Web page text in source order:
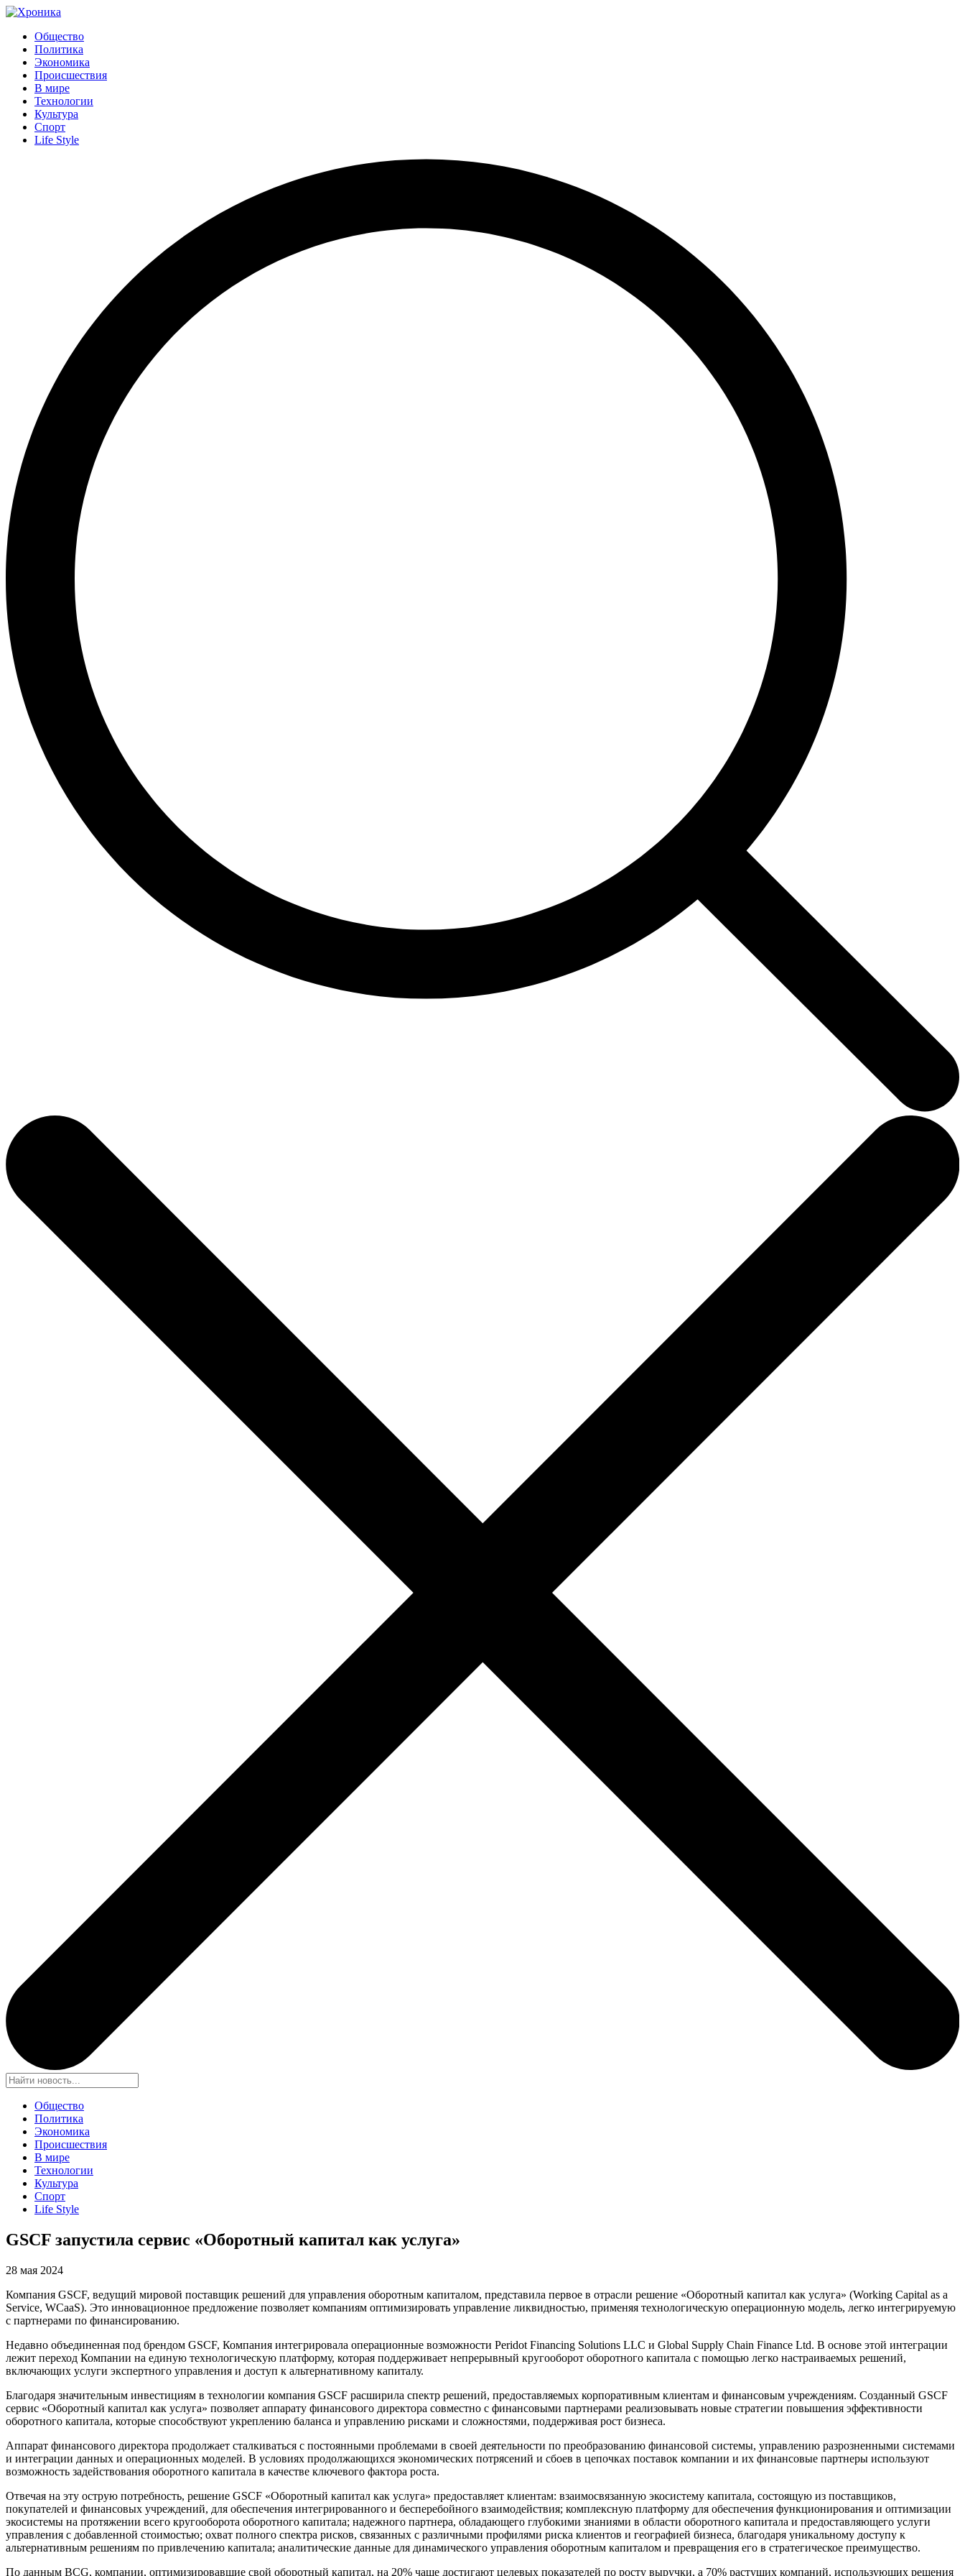
Общество
Политика
Экономика
Происшествия
В мире
Технологии
Культура
Спорт
Life Style
Общество
Политика
Экономика
Происшествия
В мире
Технологии
Культура
Спорт
Life Style
GSCF запустила сервис «Оборотный капитал как услуга»
28 мая 2024
Компания GSCF, ведущий мировой поставщик решений для управления оборотным капиталом, представила первое в отрасли решение «Оборотный капитал как услуга» (Working Capital as a
Service, WCaaS). Это инновационное предложение позволяет компаниям оптимизировать управление ликвидностью, применяя технологическую операционную модель, легко интегрируемую
с партнерами по финансированию.
Недавно объединенная под брендом GSCF, Компания интегрировала операционные возможности Peridot Financing Solutions LLC и Global Supply Chain Finance Ltd. В основе этой интеграции
лежит переход Компании на единую технологическую платформу, которая поддерживает непрерывный кругооборот оборотного капитала с помощью легко настраиваемых решений,
включающих услуги экспертного управления и доступ к альтернативному капиталу.
Благодаря значительным инвестициям в технологии компания GSCF расширила спектр решений, предоставляемых корпоративным клиентам и финансовым учреждениям. Созданный GSCF
сервис «Оборотный капитал как услуга» позволяет аппарату финансового директора совместно с финансовыми партнерами реализовывать новые стратегии повышения эффективности
оборотного капитала, которые способствуют укреплению баланса и управлению рисками и сложностями, поддерживая рост бизнеса.
Аппарат финансового директора продолжает сталкиваться с постоянными проблемами в своей деятельности по преобразованию финансовой системы, управлению разрозненными системами
и интеграции данных и операционных моделей. В условиях продолжающихся экономических потрясений и сбоев в цепочках поставок компании и их финансовые партнеры используют
возможность задействования оборотного капитала в качестве ключевого фактора роста.
Отвечая на эту острую потребность, решение GSCF «Оборотный капитал как услуга» предоставляет клиентам: взаимосвязанную экосистему капитала, состоящую из поставщиков,
покупателей и финансовых учреждений, для обеспечения интегрированного и бесперебойного взаимодействия; комплексную платформу для обеспечения функционирования и оптимизации
экосистемы на протяжении всего кругооборота оборотного капитала; надежного партнера, обладающего глубокими знаниями в области оборотного капитала и предоставляющего услуги
управления с добавленной стоимостью; охват полного спектра рисков, связанных с различными профилями риска клиентов и географией бизнеса, благодаря уникальному доступу к
альтернативным решениям по привлечению капитала; аналитические данные для динамического управления оборотным капиталом и превращения его в стратегическое преимущество.
По данным BCG, компании, оптимизировавшие свой оборотный капитал, на 20% чаще достигают целевых показателей по росту выручки, а 70% растущих компаний, использующих решения